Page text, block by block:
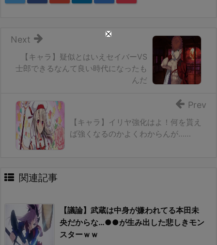
【キャラ】疑似とはいえセイバーVS
士郎できるなんて良い時代になったも
んだ
Next
【キャラ】イリヤ強化はよ！何を貰え
ば強くなるのかよくわからんが……
Prev
関連記事
【議論】武蔵は中身が嫌われてる本田未
央だからな…●●が生み出した悲しきモン
スターｗｗ